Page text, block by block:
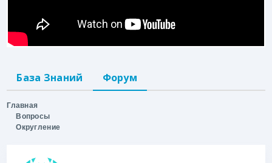
База Знаний Форум
Главная
Вопросы
Округление